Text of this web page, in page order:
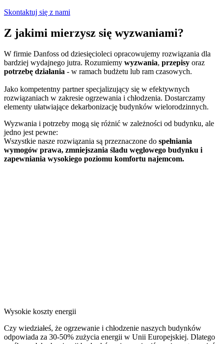
Skontaktuj się z nami
Z jakimi mierzysz się wyzwaniami?
W firmie Danfoss od dziesięcioleci opracowujemy rozwiązania dla
bardziej wydajnego jutra. Rozumiemy wyzwania, przepisy oraz
potrzebę działania - w ramach budżetu lub ram czasowych.
Jako kompetentny partner specjalizujący się w efektywnych
rozwiązaniach w zakresie ogrzewania i chłodzenia. Dostarczamy
elementy ułatwiające dekarbonizację budynków wielorodzinnych.
Wyzwania i potrzeby mogą się różnić w zależności od budynku, ale
jedno jest pewne:
Wszystkie nasze rozwiązania są przeznaczone do spełniania
wymogów prawa, zmniejszania śladu węglowego budynku i
zapewniania wysokiego poziomu komfortu najemcom.
Wysokie koszty energii
Czy wiedziałeś, że ogrzewanie i chłodzenie naszych budynków
odpowiada za 30-50% zużycia energii w Unii Europejskiej. Dlatego